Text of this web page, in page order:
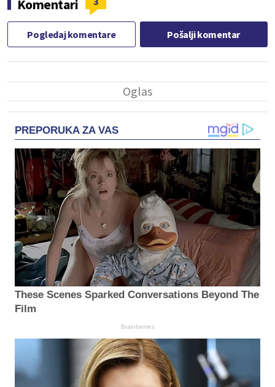
Komentari
Pogledaj komentare Pošalji komentar
PREPORUKA ZA VAS
These Scenes Sparked Conversations Beyond The
Film
Brainberries